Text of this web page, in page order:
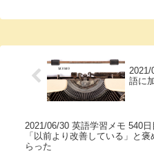
2021/
語に
2021/06/30 英語学習メモ 540日目:
「以前より改善している」と褒
らった